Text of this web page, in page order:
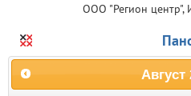
ООО "Регион
Август